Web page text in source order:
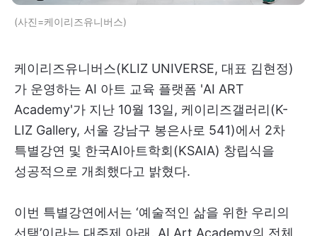
(사진=케이리즈유니버스)
케이리즈유니버스(KLIZ UNIVERSE, 대표 김현정)
가 운영하는 AI 아트 교육 플랫폼 'AI ART
Academy'가 지난 10월 13일, 케이리즈갤러리(K-
LIZ Gallery, 서울 강남구 봉은사로 541)에서 2차
특별강연 및 한국AI아트학회(KSAIA) 창립식을
성공적으로 개최했다고 밝혔다.
이번 특별강연에서는 ‘예술적인 삶을 위한 우리의
선택’이라는 대주제 아래, AI Art Academy의 전체